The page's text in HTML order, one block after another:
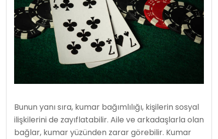
Bunun yanı sıra, kumar bağımlılığı, kişilerin sosyal
ilişkilerini de zayıflatabilir. Aile ve arkadaşlarla olan
bağlar, kumar yüzünden zarar görebilir. Kumar